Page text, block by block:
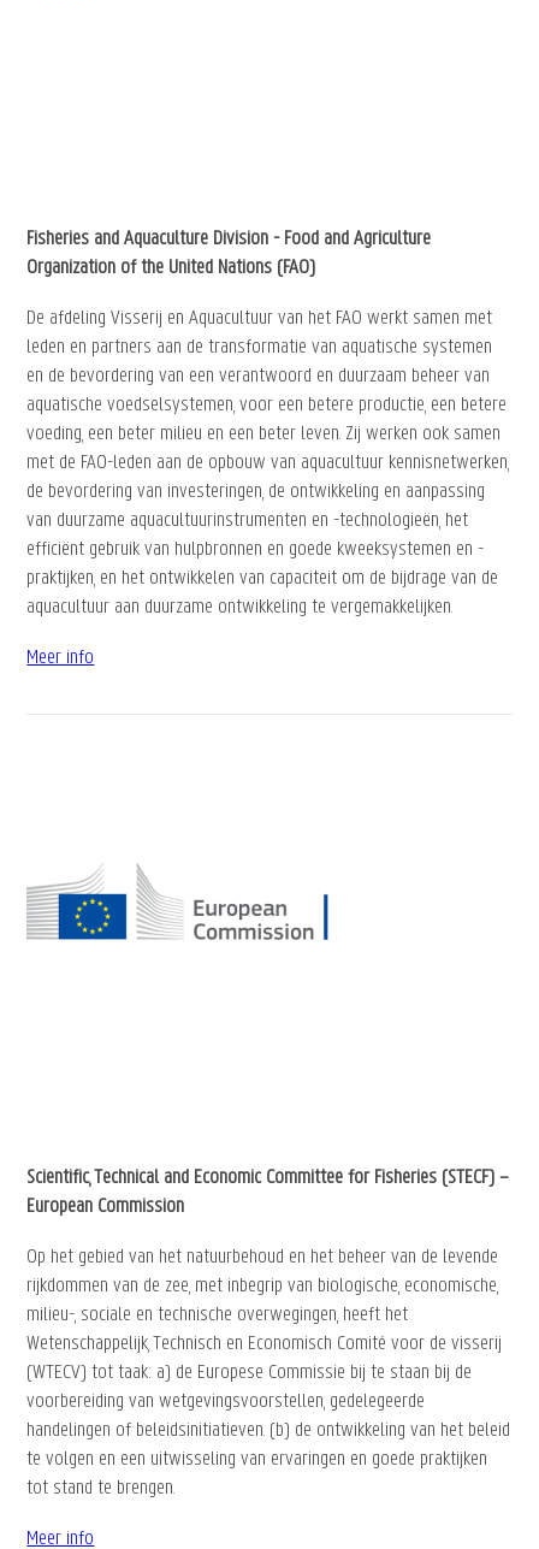
Fisheries and Aquaculture Division - Food and Agriculture
Organization of the United Nations (FAO)
De afdeling Visserij en Aquacultuur van het FAO werkt samen met
leden en partners aan de transformatie van aquatische systemen
en de bevordering van een verantwoord en duurzaam beheer van
aquatische voedselsystemen, voor een betere productie, een betere
voeding, een beter milieu en een beter leven. Zij werken ook samen
met de FAO-leden aan de opbouw van aquacultuur kennisnetwerken,
de bevordering van investeringen, de ontwikkeling en aanpassing
van duurzame aquacultuurinstrumenten en -technologieën, het
efficiënt gebruik van hulpbronnen en goede kweeksystemen en -
praktijken, en het ontwikkelen van capaciteit om de bijdrage van de
aquacultuur aan duurzame ontwikkeling te vergemakkelijken.
Meer info
Scientific, Technical and Economic Committee for Fisheries (STECF) –
European Commission
Op het gebied van het natuurbehoud en het beheer van de levende
rijkdommen van de zee, met inbegrip van biologische, economische,
milieu-, sociale en technische overwegingen, heeft het
Wetenschappelijk, Technisch en Economisch Comité voor de visserij
(WTECV) tot taak: a) de Europese Commissie bij te staan bij de
voorbereiding van wetgevingsvoorstellen, gedelegeerde
handelingen of beleidsinitiatieven. (b) de ontwikkeling van het beleid
te volgen en een uitwisseling van ervaringen en goede praktijken
tot stand te brengen.
Meer info